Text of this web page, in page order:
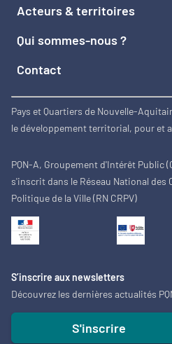
Acteurs & territoires
Qui sommes-nous ?
Contact
Pays et Quartiers de Nouvelle-
le développement territorial, pour et
PQN-A, Groupement d'Intérêt Public
s'inscrit dans le Réseau National des
Politique de la Ville (RN CRPV)
S’inscrire aux newsletters
Découvrez les dernières actualités
S'inscrire